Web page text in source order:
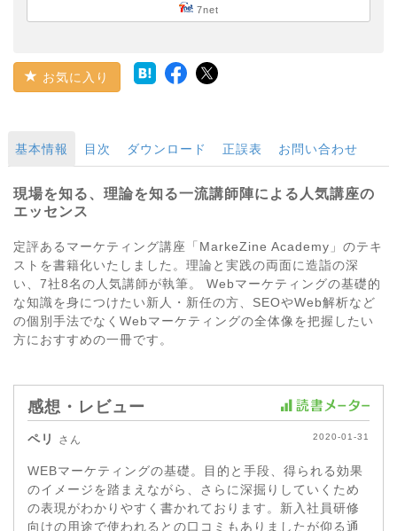
7net
お気に入り
基本情報 目次 ダウンロード 正誤表 お問い合わせ
現場を知る、理論を知る一流講師陣による人気講座の
エッセンス
定評あるマーケティング講座「MarkeZine Academy」のテキ
ストを書籍化いたしました。理論と実践の両面に造詣の深
い、7社8名の人気講師が執筆。 Webマーケティングの基礎的
な知識を身につけたい新人・新任の方、SEOやWeb解析など
の個別手法でなくWebマーケティングの全体像を把握したい
方におすすめの一冊です。
感想・レビュー
ペリ さん 2020-01-31
WEBマーケティングの基礎。目的と手段、得られる効果
のイメージを踏まえながら、さらに深掘りしていくため
の表現がわかりやすく書かれております。新入社員研修
向けの用途で使われるとの口コミもありましたが仰る通